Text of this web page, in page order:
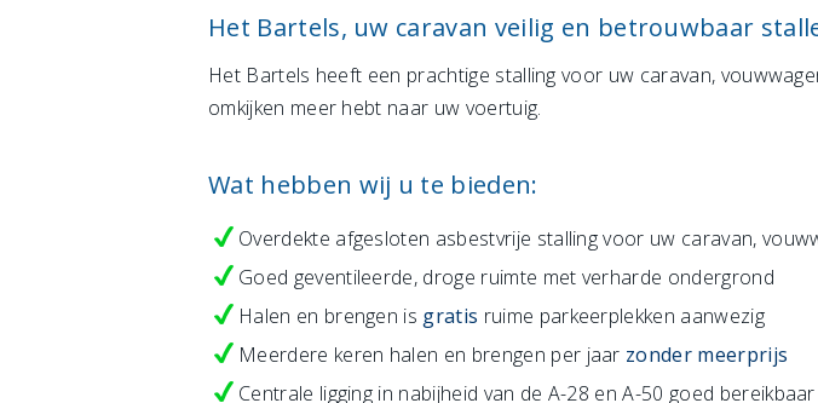
Het Bartels, uw caravan veilig en betrouwbaar
Het Bartels heeft een prachtige stalling voor uw caravan,
omkijken meer hebt naar uw voertuig.
Wat hebben wij u te bieden:
Overdekte afgesloten asbestvrije stalling voor uw caravan,
Goed geventileerde, droge ruimte met verharde ondergrond
Halen en brengen is gratis ruime parkeerplekken aanwezig
Meerdere keren halen en brengen per jaar zonder meerprijs
Centrale ligging in nabijheid van de A-28 en A-50 goed bereikbaar